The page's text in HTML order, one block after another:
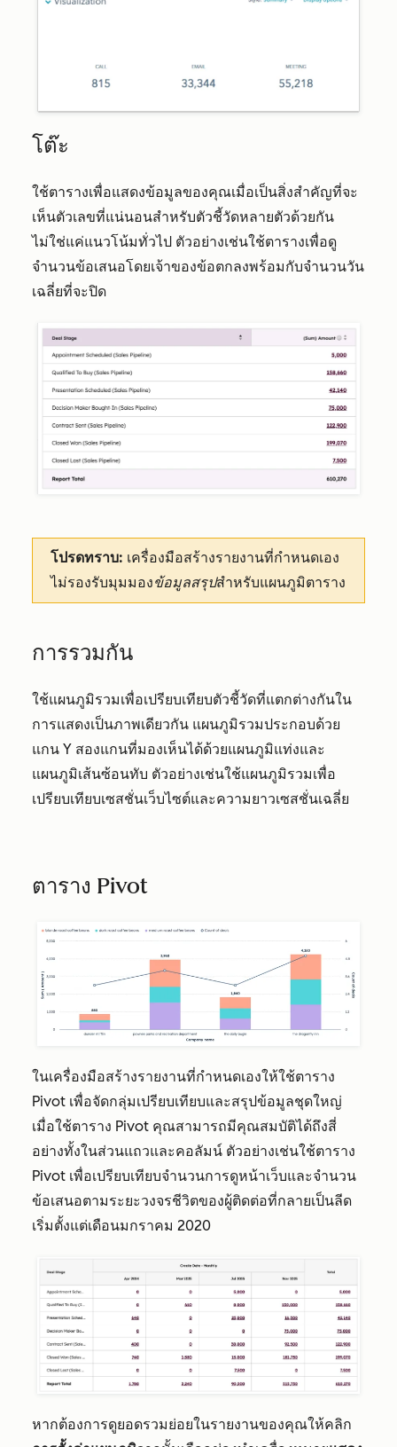
โต๊ะ
ใช้ตารางเพื่อแสดงข้อมูลของคุณเมื่อเป็นสิ่งสำคัญที่จะ
เห็นตัวเลขที่แน่นอนสำหรับตัวชี้วัดหลายตัวด้วยกัน
ไม่ใช่แค่แนวโน้มทั่วไป ตัวอย่างเช่นใช้ตารางเพื่อดู
จำนวนข้อเสนอโดยเจ้าของข้อตกลงพร้อมกับจำนวนวัน
เฉลี่ยที่จะปิด
โปรดทราบ: เครื่องมือสร้างรายงานที่กำหนดเอง
ไม่รองรับมุมมองข้อมูลสรุปสำหรับแผนภูมิตาราง
การรวมกัน
ใช้แผนภูมิรวมเพื่อเปรียบเทียบตัวชี้วัดที่แตกต่างกันใน
การแสดงเป็นภาพเดียวกัน แผนภูมิรวมประกอบด้วย
แกน Y สองแกนที่มองเห็นได้ด้วยแผนภูมิแท่งและ
แผนภูมิเส้นซ้อนทับ ตัวอย่างเช่นใช้แผนภูมิรวมเพื่อ
เปรียบเทียบเซสชั่นเว็บไซต์และความยาวเซสชั่นเฉลี่ย
ตาราง Pivot
ในเครื่องมือสร้างรายงานที่กำหนดเองให้ใช้ตาราง
Pivot เพื่อจัดกลุ่มเปรียบเทียบและสรุปข้อมูลชุดใหญ่
เมื่อใช้ตาราง Pivot คุณสามารถมีคุณสมบัติได้ถึงสี่
อย่างทั้งในส่วนแถวและคอลัมน์ ตัวอย่างเช่นใช้ตาราง
Pivot เพื่อเปรียบเทียบจำนวนการดูหน้าเว็บและจำนวน
ข้อเสนอตามระยะวงจรชีวิตของผู้ติดต่อที่กลายเป็นลีด
เริ่มตั้งแต่เดือนมกราคม 2020
หากต้องการดูยอดรวมย่อยในรายงานของคุณให้คลิก